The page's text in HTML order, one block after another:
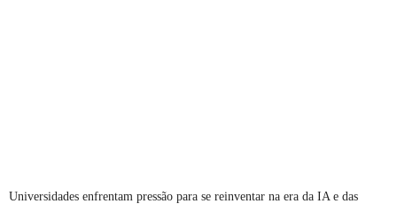
Universidades enfrentam pressão para se reinventar na era da IA e das